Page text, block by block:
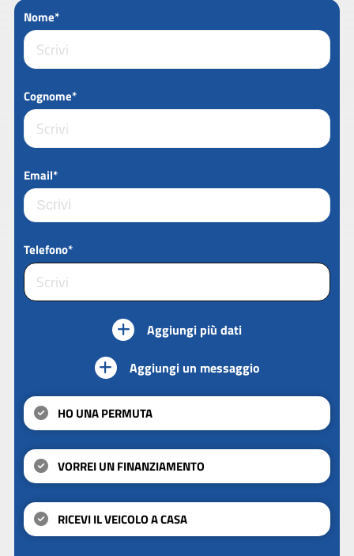
Nome*
Cognome*
Email*
Telefono*
Aggiungi più dati
Aggiungi un messaggio
HO UNA PERMUTA
VORREI UN FINANZIAMENTO
RICEVI IL VEICOLO A CASA